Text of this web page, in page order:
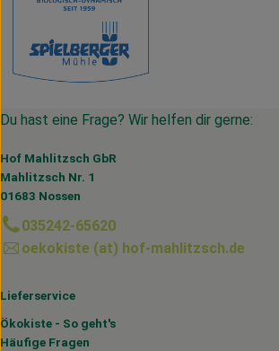
Du hast eine Frage? Wir helfen dir gerne:
Hof Mahlitzsch GbR
Mahlitzsch Nr. 1
01683 Nossen
035242-65620
oekokiste (at) hof-mahlitzsch.de
Lieferservice
Ökokiste - So geht's
Häufige Fragen